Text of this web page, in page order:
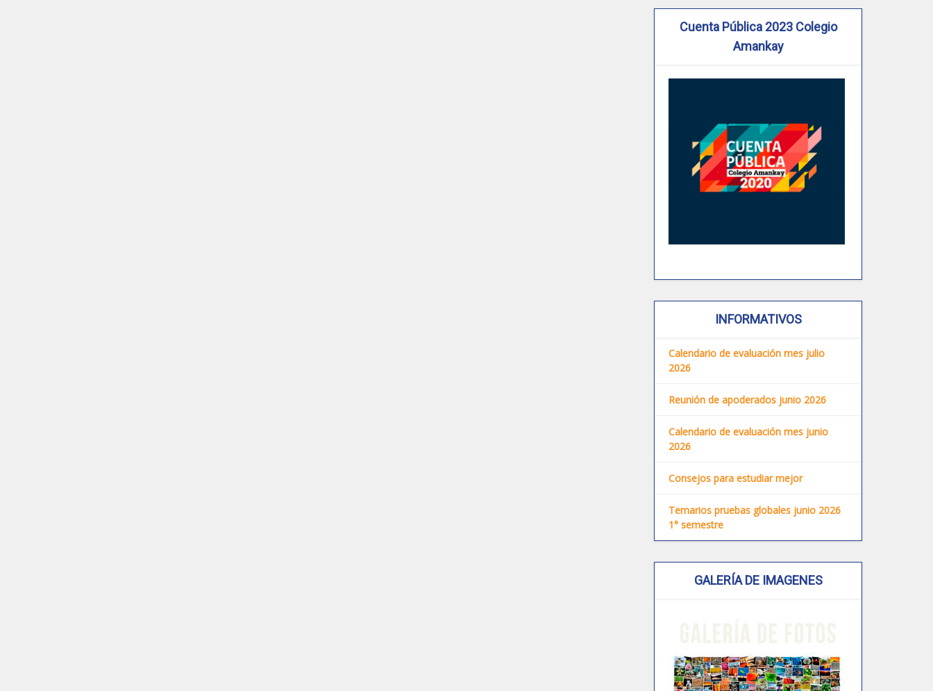
Cuenta Pública 2023 Colegio
Amankay
INFORMATIVOS
Calendario de evaluación mes julio
2026
Reunión de apoderados junio 2026
Calendario de evaluación mes junio
2026
Consejos para estudiar mejor
Temarios pruebas globales junio 2026
1° semestre
GALERÍA DE IMAGENES